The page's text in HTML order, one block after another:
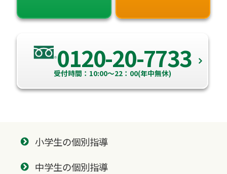
0120-20-7733
受付時間：10:00～22：00(年中無休)
小学生の個別指導
中学生の個別指導